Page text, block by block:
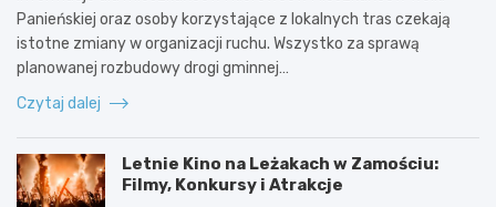
Panieńskiej oraz osoby korzystające z lokalnych tras czekają
istotne zmiany w organizacji ruchu. Wszystko za sprawą
planowanej rozbudowy drogi gminnej…
Czytaj dalej
Letnie Kino na Leżakach w Zamościu:
Filmy, Konkursy i Atrakcje